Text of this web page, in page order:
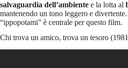
salvaguardia dell’ambiente e la lotta al
mantenendo un tono leggero e
“ippopotami” è centrale per questo film.
Chi trova un amico, trova un tesoro